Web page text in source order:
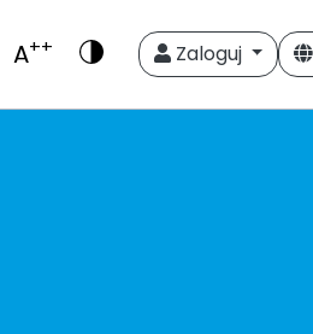
A++ Zaloguj